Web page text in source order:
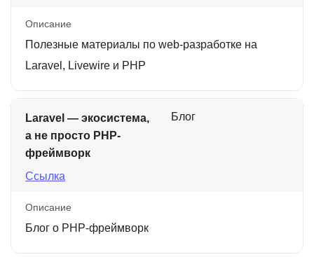
Описание
Полезные материалы по web-разработке на
Laravel, Livewire и PHP
Laravel — экосистема,
а не просто PHP-
фреймворк
Ссылка
Блог
Описание
Блог о PHP-фреймворк